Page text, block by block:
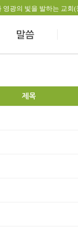
광의 빛을 발하는 교회
제목